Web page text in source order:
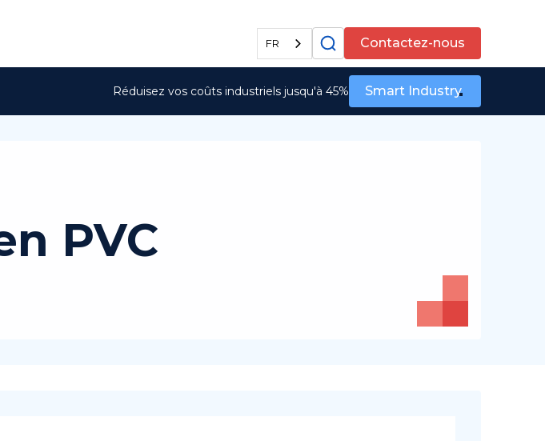
FR Contactez-nous
Réduisez vos coûts industriels jusqu'à 45% Smart Industry
PVC